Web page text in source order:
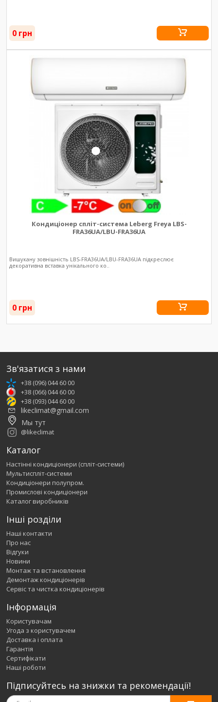
0 грн
Кондиціонер спліт-система Leberg Freya LBS-
FRA36UA/LBU-FRA36UA
Вишукану зовнішність LBS-FRA36UA/LBU-FRA36UA підкреслює
декоративна вставка унікального ко..
0 грн
Зв'язатися з нами
+38 (096) 044 60 00
+38 (066) 044 60 00
+38 (093) 044 60 00
likeclimat@gmail.com
Мы тут
@likeclimat
Каталог
Настінні кондиціонери (спліт-системи)
Мультиспліт-системи
Кондиціонери полупром.
Промислові кондиціонери
Каталог виробників
Інші розділи
Наші контакти
Про нас
Відгуки
Новини
Монтаж та встановлення
Демонтаж кондиціонерів
Сервіс та чистка кондиціонерів
Інформація
Користувачам
Угода з користувачем
Доставка і оплата
Гарантія
Сертифікати
Наші роботи
Підписуйтесь на знижки та рекомендації!